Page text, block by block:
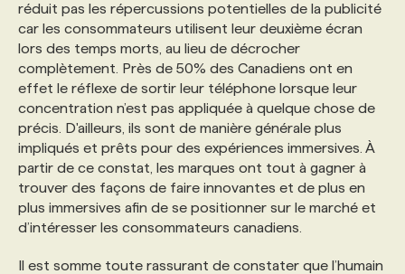
réduit pas les répercussions potentielles de la publicité
car les consommateurs utilisent leur deuxième écran
lors des temps morts, au lieu de décrocher
complètement. Près de 50% des Canadiens ont en
effet le réflexe de sortir leur téléphone lorsque leur
concentration n’est pas appliquée à quelque chose de
précis. D'ailleurs, ils sont de manière générale plus
impliqués et prêts pour des expériences immersives. À
partir de ce constat, les marques ont tout à gagner à
trouver des façons de faire innovantes et de plus en
plus immersives afin de se positionner sur le marché et
d’intéresser les consommateurs canadiens.
Il est somme toute rassurant de constater que l’humain